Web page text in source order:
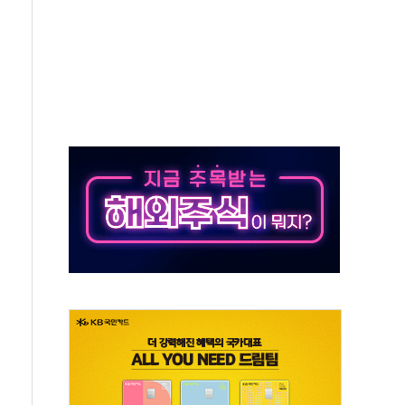
7359명 끝까지 찾겠다"
낮춰
양광 착공…여의도 1.6배 규모